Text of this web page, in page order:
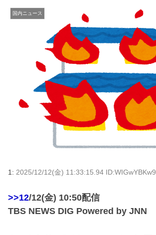
国内ニュース
1: 2025/12/12(金) 11:33:15.94 ID:WIGwYBKw9
>>12/12(金) 10:50配信
TBS NEWS DIG Powered by JNN